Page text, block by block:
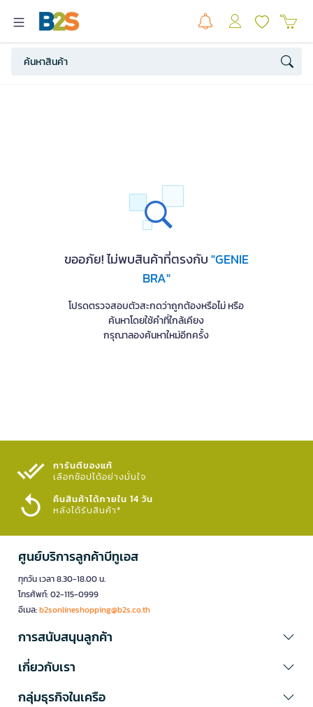
ขออภัย! ไม่พบสินค้าที่ตรงกับ"GENIE
BRA"
โปรดตรวจสอบตัวสะกดว่าถูกต้องหรือไม่ หรือ
ค้นหาโดยใช้คำที่ใกล้เคียง
กรุณาลองค้นหาใหม่อีกครั้ง
การันตีของแท้
เลือกช้อปได้อย่างมั่นใจ​
คืนสินค้าได้ภายใน 14 วัน
หลังได้รับสินค้า*
ศูนย์บริการลูกค้าบีทูเอส
ทุกวัน เวลา 8.30-18.00 น.
โทรศัพท์: 02-115-0999
อีเมล:b2sonlineshopping@b2s.co.th
การสนับสนุนลูกค้า
เกี่ยวกับเรา
กลุ่มธุรกิจในเครือ